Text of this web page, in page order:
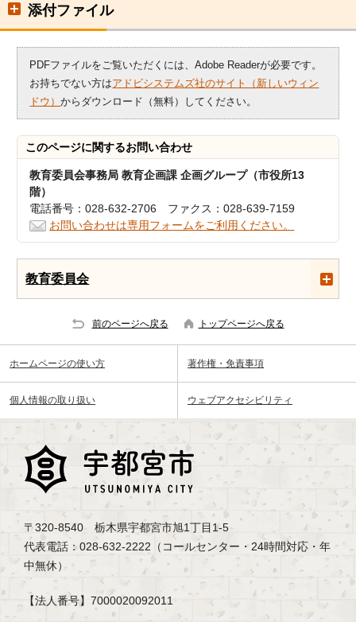
添付ファイル
PDFファイルをご覧いただくには、Adobe Readerが必要です。
お持ちでない方はアドビシステムズ社のサイト（新しいウィン
ドウ）からダウンロード（無料）してください。
このページに関するお問い合わせ
教育委員会事務局 教育企画課 企画グループ（市役所13
階）
電話番号：028-632-2706 ファクス：028-639-7159
お問い合わせは専用フォームをご利用ください。
教育委員会
前のページへ戻る トップページへ戻る
ホームページの使い方 著作権・免責事項
個人情報の取り扱い ウェブアクセシビリティ
〒320-8540 栃木県宇都宮市旭1丁目1-5
代表電話：028-632-2222（コールセンター・24時間対応・年
中無休）
【法人番号】7000020092011